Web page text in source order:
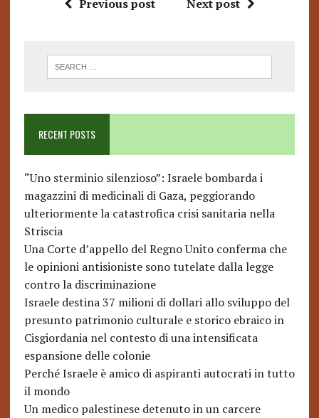
Previous post Next post
RECENT POSTS
“Uno sterminio silenzioso”: Israele bombarda i
magazzini di medicinali di Gaza, peggiorando
ulteriormente la catastrofica crisi sanitaria nella
Striscia
Una Corte d’appello del Regno Unito conferma che
le opinioni antisioniste sono tutelate dalla legge
contro la discriminazione
Israele destina 37 milioni di dollari allo sviluppo del
presunto patrimonio culturale e storico ebraico in
Cisgiordania nel contesto di una intensificata
espansione delle colonie
Perché Israele è amico di aspiranti autocrati in tutto
il mondo
Un medico palestinese detenuto in un carcere